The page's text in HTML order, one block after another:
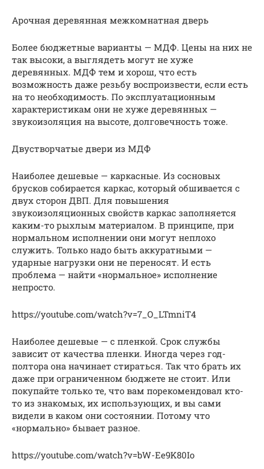
Арочная деревянная межкомнатная дверь
Более бюджетные варианты — МДФ. Цены на них не
так высоки, а выглядеть могут не хуже
деревянных. МДФ тем и хорош, что есть
возможность даже резьбу воспроизвести, если есть
на то необходимость. По эксплуатационным
характеристикам они не хуже деревянных —
звукоизоляция на высоте, долговечность тоже.
Двустворчатые двери из МДФ
Наиболее дешевые — каркасные. Из сосновых
брусков собирается каркас, который обшивается с
двух сторон ДВП. Для повышения
звукоизоляционных свойств каркас заполняется
каким-то рыхлым материалом. В принципе, при
нормальном исполнении они могут неплохо
служить. Только надо быть аккуратными —
ударные нагрузки они не переносят. И есть
проблема — найти «нормальное» исполнение
непросто.
https://youtube.com/watch?v=7_O_LTmniT4
Наиболее дешевые — с пленкой. Срок службы
зависит от качества пленки. Иногда через год-
полтора она начинает стираться. Так что брать их
даже при ограниченном бюджете не стоит. Или
покупайте только те, что вам порекомендовал кто-
то из знакомых, их использующих, и вы сами
видели в каком они состоянии. Потому что
«нормально» бывает разное.
https://youtube.com/watch?v=bW-Ee9K80Io